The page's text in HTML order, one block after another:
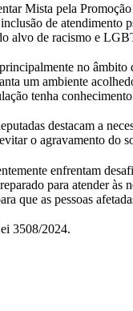
Mista pela
de
alvo de racismo e
no
um ambiente
tenha
destacam a
o agravamento do
enfrentam
para atender
que as pessoas
3508/2024.